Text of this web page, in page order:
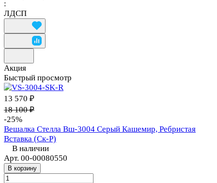
:
ЛДСП
Акция
Быстрый просмотр
13 570 ₽
18 100 ₽
-25%
Вешалка Стелла Вш-3004 Серый Кашемир, Ребристая
Вставка (Ск-Р)
В наличии
Арт. 00-00080550
В корзину